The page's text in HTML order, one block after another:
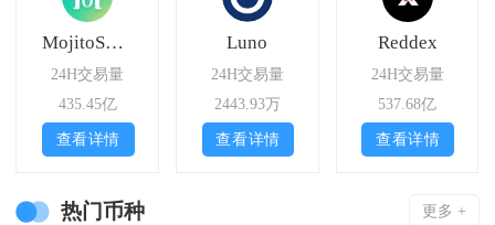
MojitoSwap
24H交易量
435.45亿
查看详情
Luno
24H交易量
2443.93万
查看详情
Reddex
24H交易量
537.68亿
查看详情
热门币种 更多 +